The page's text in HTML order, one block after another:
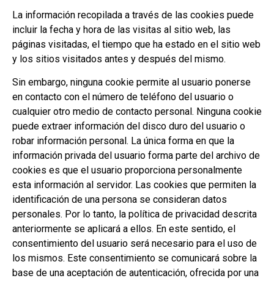
La información recopilada a través de las cookies puede
incluir la fecha y hora de las visitas al sitio web, las
páginas visitadas, el tiempo que ha estado en el sitio web
y los sitios visitados antes y después del mismo.
Sin embargo, ninguna cookie permite al usuario ponerse
en contacto con el número de teléfono del usuario o
cualquier otro medio de contacto personal. Ninguna cookie
puede extraer información del disco duro del usuario o
robar información personal. La única forma en que la
información privada del usuario forma parte del archivo de
cookies es que el usuario proporciona personalmente
esta información al servidor. Las cookies que permiten la
identificación de una persona se consideran datos
personales. Por lo tanto, la política de privacidad descrita
anteriormente se aplicará a ellos. En este sentido, el
consentimiento del usuario será necesario para el uso de
los mismos. Este consentimiento se comunicará sobre la
base de una aceptación de autenticación, ofrecida por una